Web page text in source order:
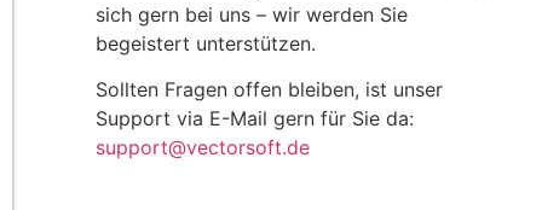
sich gern bei uns – wir werden Sie
begeistert unterstützen.
Sollten Fragen offen bleiben, ist unser
Support via E-Mail gern für Sie da:
support@vectorsoft.de